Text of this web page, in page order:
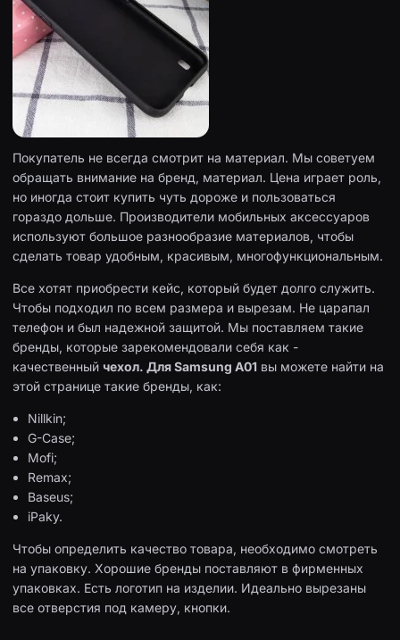
Покупатель не всегда смотрит на материал. Мы советуем
обращать внимание на бренд, материал. Цена играет роль,
но иногда стоит купить чуть дороже и пользоваться
гораздо дольше. Производители мобильных аксессуаров
используют большое разнообразие материалов, чтобы
сделать товар удобным, красивым, многофункциональным.
Все хотят приобрести кейс, который будет долго служить.
Чтобы подходил по всем размера и вырезам. Не царапал
телефон и был надежной защитой. Мы поставляем такие
бренды, которые зарекомендовали себя как -
качественный чехол. Для Samsung A01 вы можете найти на
этой странице такие бренды, как:
Nillkin;
G-Case;
Mofi;
Remax;
Baseus;
iPaky.
Чтобы определить качество товара, необходимо смотреть
на упаковку. Хорошие бренды поставляют в фирменных
упаковках. Есть логотип на изделии. Идеально вырезаны
все отверстия под камеру, кнопки.